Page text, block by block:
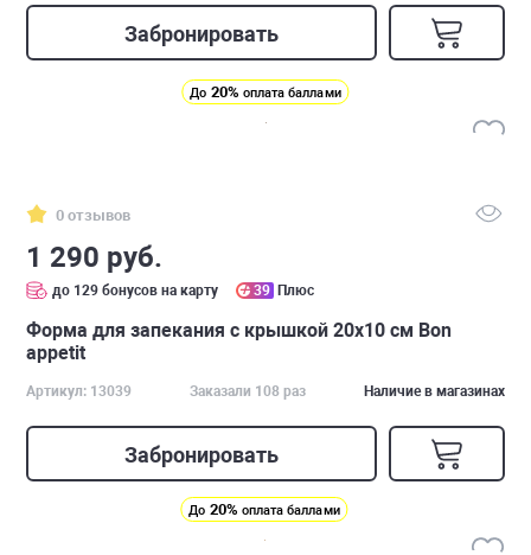
Забронировать
До 20% оплата баллами
0 отзывов
1 290 руб.
до 129 бонусов на карту 39 Плюс
Форма для запекания с крышкой 20х10 см Bon
appetit
Артикул: 13039 Заказали 108 раз Наличие в магазинах
Забронировать
До 20% оплата баллами